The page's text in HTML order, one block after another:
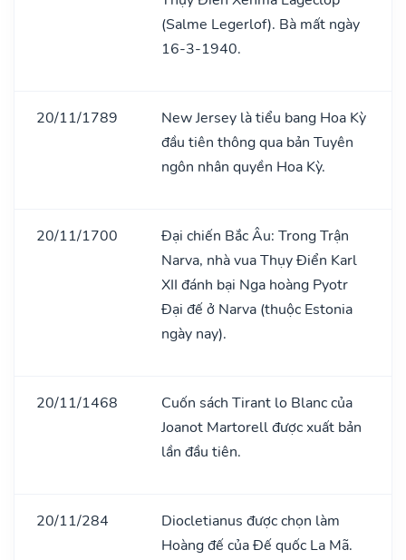
(Salme Legerlof). Bà mất ngày
16-3-1940.
20/11/1789
New Jersey là tiểu bang Hoa Kỳ
đầu tiên thông qua bản Tuyên
ngôn nhân quyền Hoa Kỳ.
20/11/1700
Đại chiến Bắc Âu: Trong Trận
Narva, nhà vua Thụy Điển Karl
XII đánh bại Nga hoàng Pyotr
Đại đế ở Narva (thuộc Estonia
ngày nay).
20/11/1468
Cuốn sách Tirant lo Blanc của
Joanot Martorell được xuất bản
lần đầu tiên.
20/11/284
Diocletianus được chọn làm
Hoàng đế của Đế quốc La Mã.